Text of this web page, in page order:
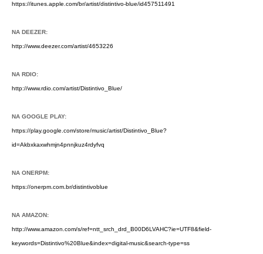
https://itunes.apple.com/br/artist/distintivo-blue/id457511491
NA DEEZER:
http://www.deezer.com/artist/4653226
NA RDIO:
http://www.rdio.com/artist/Distintivo_Blue/
NA GOOGLE PLAY:
https://play.google.com/store/music/artist/Distintivo_Blue?
id=Akbxkaxwhmjn4pnnjkuz4rdyfvq
NA ONERPM:
https://onerpm.com.br/distintivoblue
NA AMAZON:
http://www.amazon.com/s/ref=ntt_srch_drd_B00D6LVAHC?ie=UTF8&field-
keywords=Distintivo%20Blue&index=digital-music&search-type=ss